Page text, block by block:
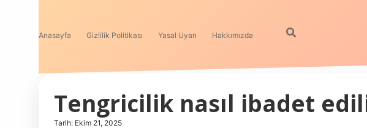
Anasayfa Gizlilik Politikası Yasal Uyarı Hakkımızda
Tengricilik nasıl ibadet
Tarih: Ekim 21, 2025